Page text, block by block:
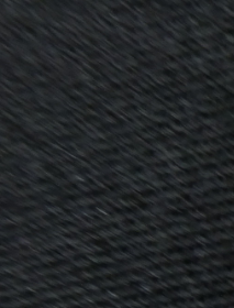
和装バッグ
反物
子供用着物
黒留袖